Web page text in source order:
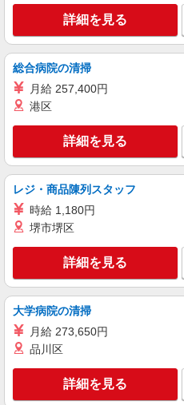
詳細を見る
総合病院の清掃
月給 257,400円
港区
詳細を見る
レジ・商品陳列スタッフ
時給 1,180円
堺市堺区
詳細を見る
大学病院の清掃
月給 273,650円
品川区
詳細を見る